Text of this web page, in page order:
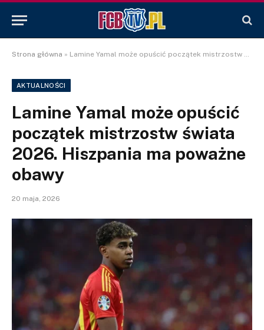
Strona główna » Lamine Yamal może opuścić początek mistrzostw świata 2026. Hiszpania ma poważne obawy
AKTUALNOŚCI
Lamine Yamal może opuścić
początek mistrzostw świata
2026. Hiszpania ma poważne
obawy
20 maja, 2026